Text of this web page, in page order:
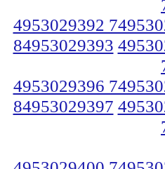
4953029392
84953029393
4953029396
84953029397